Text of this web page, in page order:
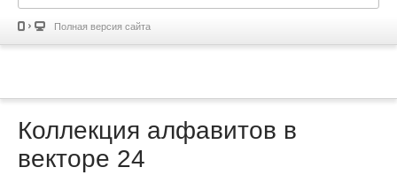
Полная версия сайта
Коллекция алфавитов в
векторе 24